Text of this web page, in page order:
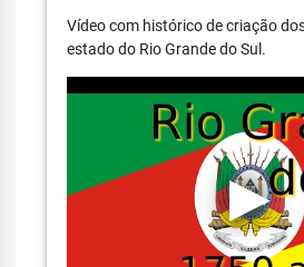
Vídeo com histórico de criação
estado do Rio Grande do Sul.